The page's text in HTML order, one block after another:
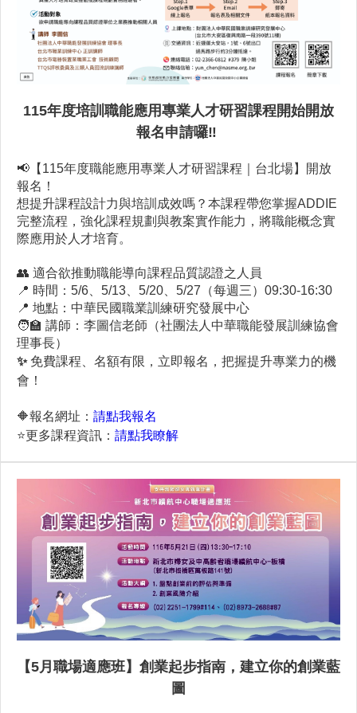
115年度培訓職能應用專業人才研習課程開始開放
報名申請囉‼️
📢【115年度職能應用專業人才研習課程｜台北場】開放
報名！
想提升課程設計力與培訓成效嗎？本課程帶您掌握ADDIE
完整流程，強化課程規劃與教案實作能力，將職能概念實
際應用於人才培育。
👥 適合欲推動職能導向課程品質認證之人員
📍 時間：5/6、5/13、5/20、5/27（每週三）09:30-16:30
📍 地點：中華民國職業訓練研究發展中心
🧑‍🏫 講師：李圖信老師（社團法人中華職能發展訓練協會
理事長）
✨ 免費課程、名額有限，立即報名，把握提升專業力的機
會！
🔶報名網址： 請點我報名
⭐️更多課程資訊： 請點我瞭解
【5月職場適應班】創業起步指南，建立你的創業藍
圖